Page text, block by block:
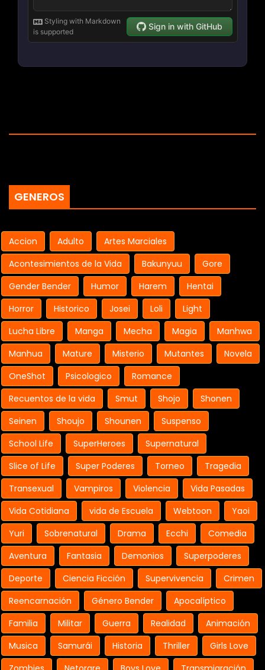
GENEROS
Accion Adulto
Artes Marciales
Acontesimientos de la Vida
Bakunyuu
Gore
Gender Bender
Humor Harem
Hentai
Horror
Historico Josei Loli
Light
Lucha Libre
Manga Mecha Magia
Manhwa
Manhua
Mature Misterio Mutantes
Novela
OneShot
Psicologico
Romance
Recuentos de la vida
Smut Shojo
Shonen
Seinen
Shoujo Shounen
Suspenso
School Life
SuperHeroes
Supernatural
Slice of Life
Super Poderes Torneo
Tragedia
Transexual
Vampiros Violencia
Vida Pasadas
Vida Cotidiana
vida de Escuela Webtoon
Yaoi
Yuri
Sobrenatural Drama Ecchi
Comedia
Aventura
Fantasia Demonios
Superpoderes
Deporte
Ciencia Ficción Supervivencia
Crimen
Reencarnación
Género Bender
Apocalíptico
Familia
Militar Guerra Realidad
Animación
Musica
Samurái Historia Thriller
Girls Love